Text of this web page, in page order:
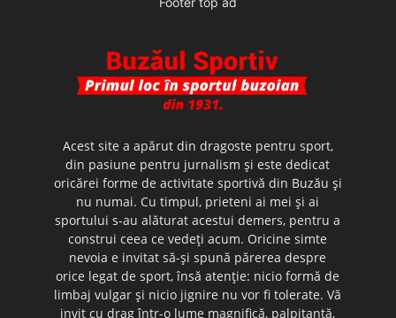
Acest site a apărut din dragoste pentru sport,
din pasiune pentru jurnalism şi este dedicat
oricărei forme de activitate sportivă din Buzău şi
nu numai. Cu timpul, prieteni ai mei şi ai
sportului s-au alăturat acestui demers, pentru a
construi ceea ce vedeţi acum. Oricine simte
nevoia e invitat să-şi spună părerea despre
orice legat de sport, însă atenţie: nicio formă de
limbaj vulgar şi nicio jignire nu vor fi tolerate. Vă
invit cu drag într-o lume magnifică, palpitantă,